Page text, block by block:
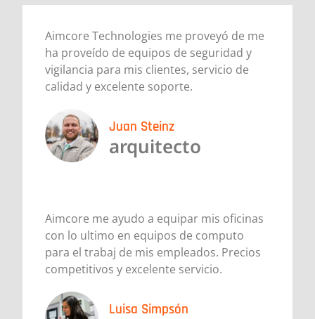
Aimcore Technologies me proveyó de me
ha proveído de equipos de seguridad y
vigilancia para mis clientes, servicio de
calidad y excelente soporte.
Juan Steinz
arquitecto
Aimcore me ayudo a equipar mis oficinas
con lo ultimo en equipos de computo
para el trabaj de mis empleados. Precios
competitivos y excelente servicio.
Luisa Simpsón